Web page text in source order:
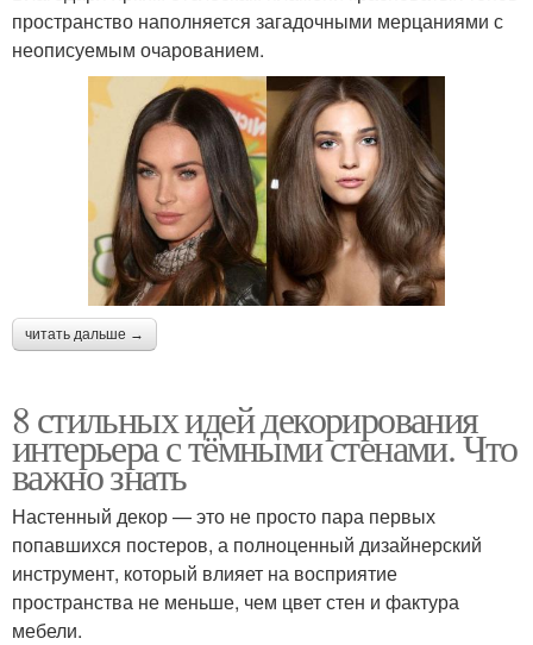
пространство наполняется загадочными мерцаниями с
неописуемым очарованием.
читать дальше →
8 стильных идей декорирования
интерьера с тёмными стенами. Что
важно знать
Настенный декор — это не просто пара первых
попавшихся постеров, а полноценный дизайнерский
инструмент, который влияет на восприятие
пространства не меньше, чем цвет стен и фактура
мебели.